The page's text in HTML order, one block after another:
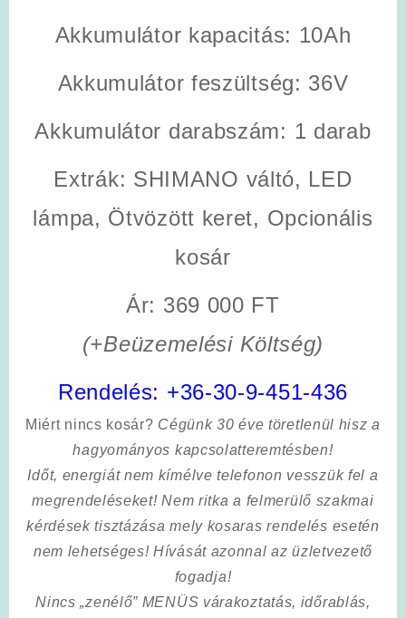
Akkumulátor kapacitás: 10Ah
Akkumulátor feszültség: 36V
Akkumulátor darabszám: 1 darab
Extrák: SHIMANO váltó, LED
lámpa, Ötvözött keret, Opcionális
kosár
Ár: 369 000 FT
(+Beüzemelési Költség)
Rendelés: +36-30-9-451-436
Miért nincs kosár? Cégünk 30 éve töretlenül hisz a
hagyományos kapcsolatteremtésben!
Időt, energiát nem kímélvetelefonon vesszük fel a
megrendeléseket! Nem ritka a felmerülő szakmai
kérdések tisztázása mely kosaras rendelés esetén
nem lehetséges! Hívását azonnal az üzletvezető
fogadja!
Nincs „zenélő” MENÜS várakoztatás, időrablás,